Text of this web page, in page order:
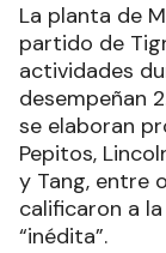
La planta de
partido de
actividades
desempeñan
se elaboran
Pepitos,
y Tang, entre
calificaron a
“inédita”.